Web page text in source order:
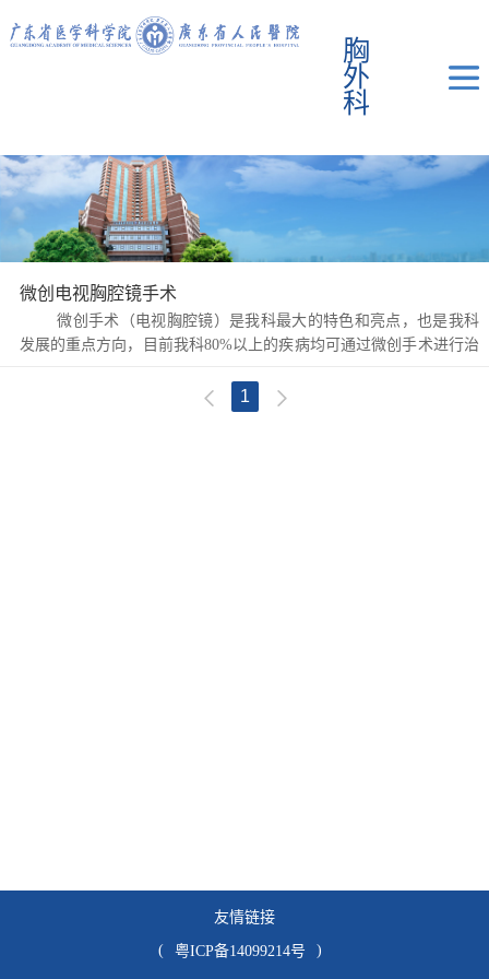
胸
外
科
微创电视胸腔镜手术
微创手术（电视胸腔镜）是我科最大的特色和亮点，也是我科
发展的重点方向，目前我科80%以上的疾病均可通过微创手术进行治
1
友情链接
(
粤ICP备14099214号 )